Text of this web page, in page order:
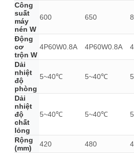
Công
suất
máy
nén W
600 650
Động
cơ
trộn W
4P60W0.8A 4P60W0.8A
Dải
nhiệt
độ
phòng
5~40℃ 5~40℃
Dải
nhiệt
độ
chất
lỏng
5~40℃ 5~40℃
Rộng
(mm)
420 480